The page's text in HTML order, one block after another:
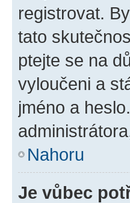
registrovat.
tato
ptejte se na
vyloučeni a
jméno a
Nahoru
Je vůbec